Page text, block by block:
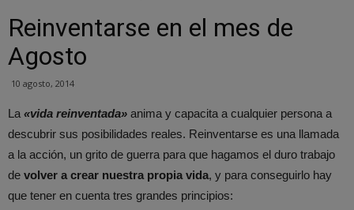
Reinventarse en el mes de
Agosto
10 agosto, 2014
La «vida reinventada» anima y capacita a cualquier persona a
descubrir sus posibilidades reales. Reinventarse es una llamada
a la acción, un grito de guerra para que hagamos el duro trabajo
de volver a crear nuestra propia vida, y para conseguirlo hay
que tener en cuenta tres grandes principios: